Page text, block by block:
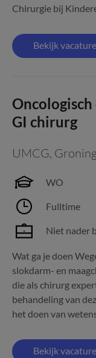
Chirurgie bij
Bekijk vacature
GI chirurg
UMCG,
WO
Fulltime
Niet nader
Wat ga je doen
slokdarm- en
die als chirurg
behandeling van
het doen van
Bekijk vacature